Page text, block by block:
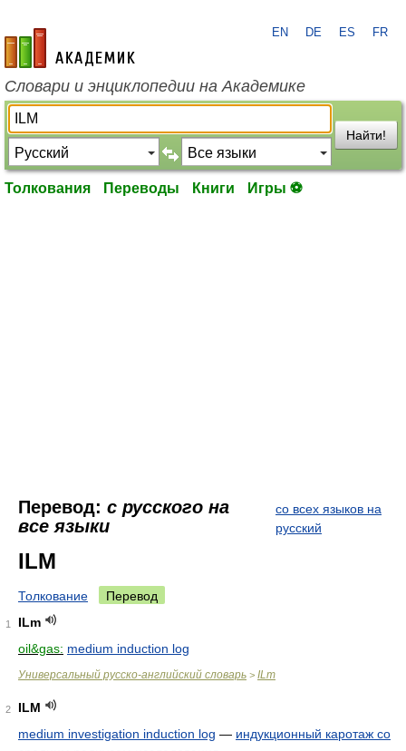
academic.ru
EN DE ES FR
Словари и энциклопедии на Академике
Найти!
Толкования Переводы Книги Игры ⚽
Перевод: с русского на
все языки
со всех языков на
русский
ILM
Толкование Перевод
1
ILm
oil&gas: medium induction log
Универсальный русско-английский словарь > ILm
2
ILM
medium investigation induction log — индукционный каротаж со